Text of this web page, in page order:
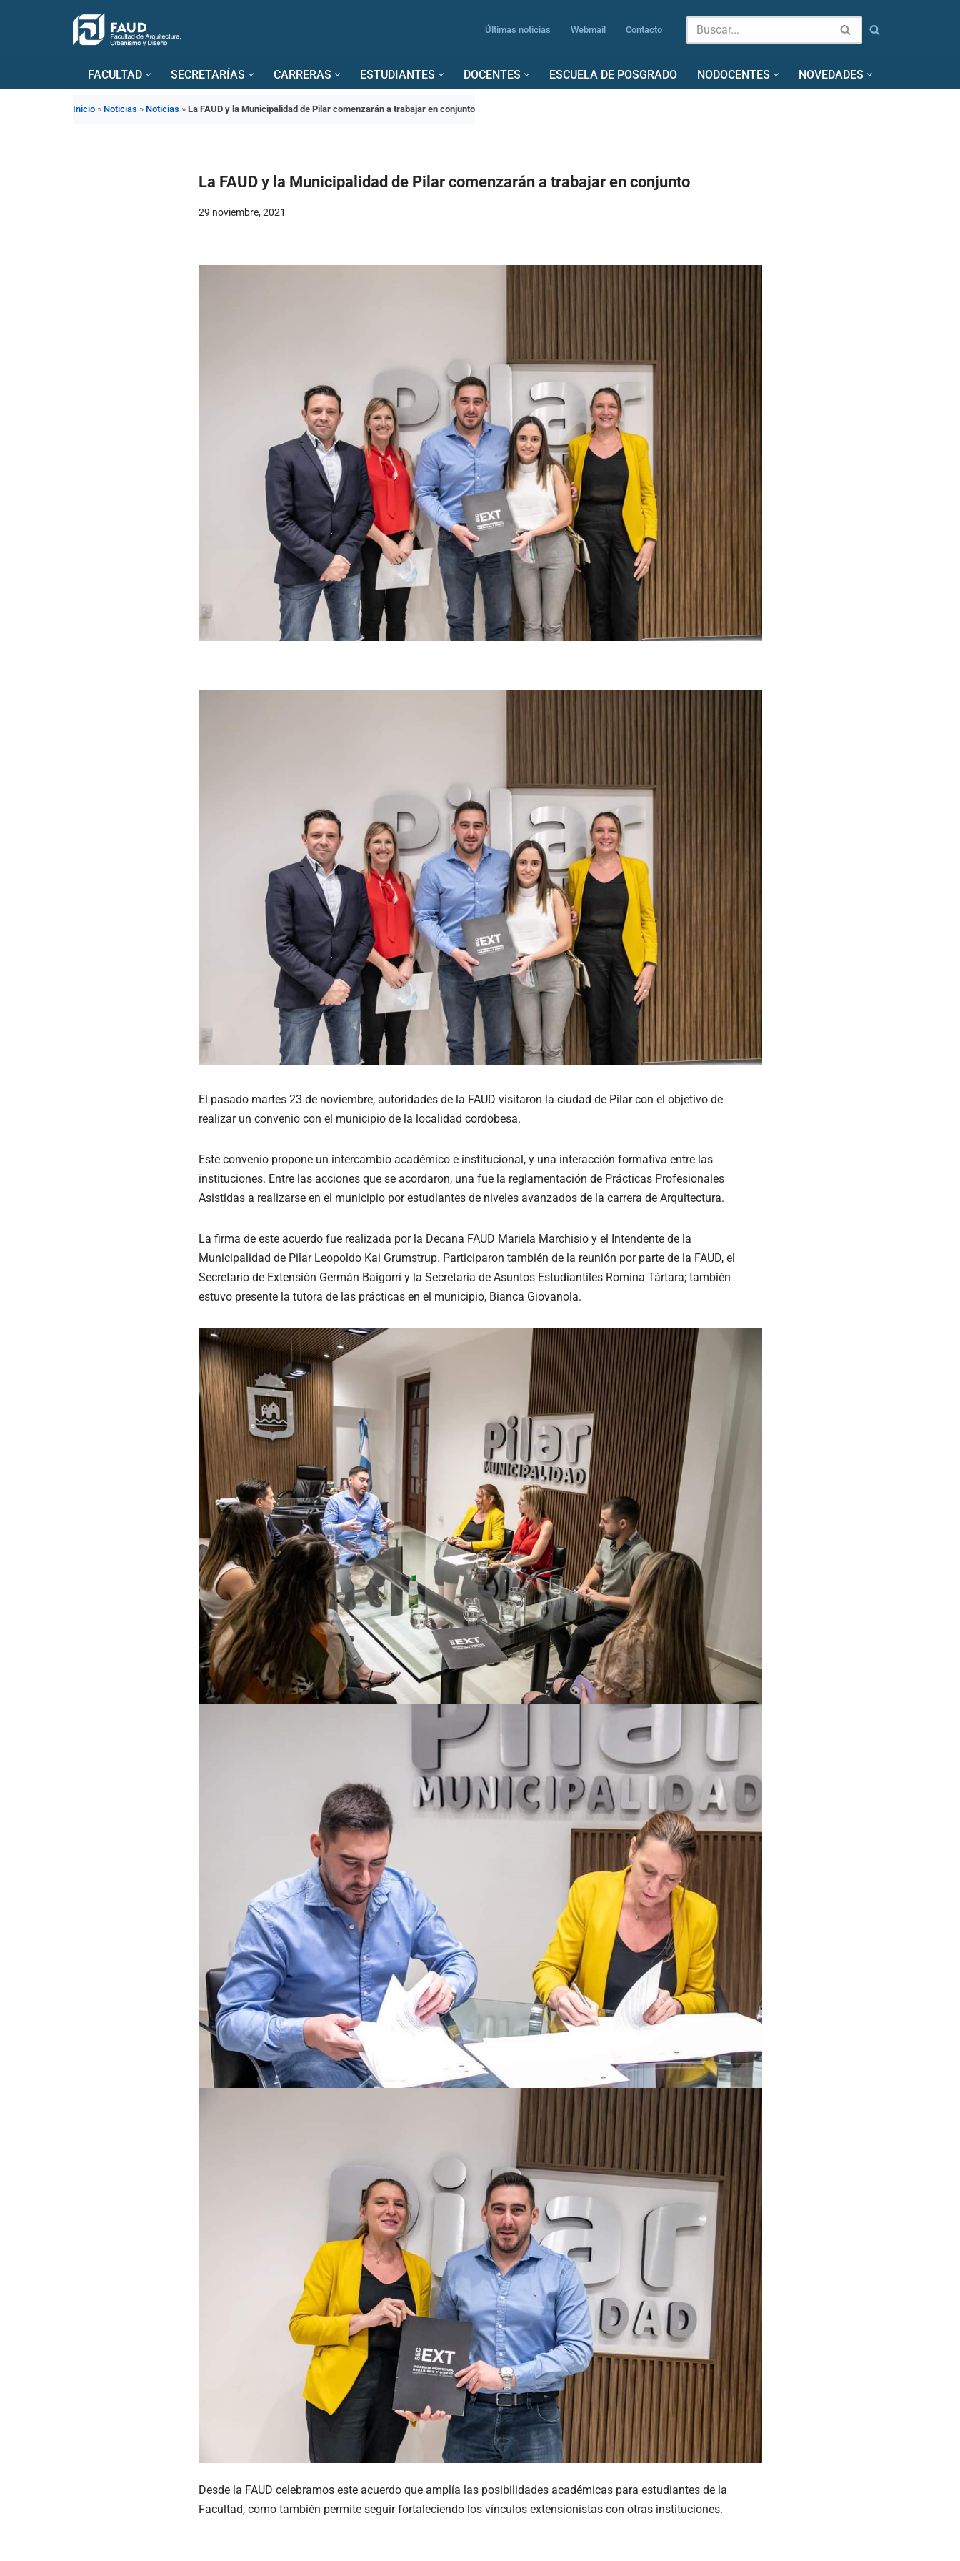
Últimas noticias Webmail Contacto
FACULTAD SECRETARÍAS CARRERAS ESTUDIANTES DOCENTES ESCUELA DE POSGRADO NODOCENTES NOVEDADES
Inicio » Noticias » Noticias » La FAUD y la Municipalidad de Pilar comenzarán a trabajar en conjunto
La FAUD y la Municipalidad de Pilar comenzarán a trabajar en conjunto
29 noviembre, 2021
El pasado martes 23 de noviembre, autoridades de la FAUD visitaron la ciudad de Pilar con el objetivo de
realizar un convenio con el municipio de la localidad cordobesa.
Este convenio propone un intercambio académico e institucional, y una interacción formativa entre las
instituciones. Entre las acciones que se acordaron, una fue la reglamentación de Prácticas Profesionales
Asistidas a realizarse en el municipio por estudiantes de niveles avanzados de la carrera de Arquitectura.
La firma de este acuerdo fue realizada por la Decana FAUD Mariela Marchisio y el Intendente de la
Municipalidad de Pilar Leopoldo Kai Grumstrup. Participaron también de la reunión por parte de la FAUD, el
Secretario de Extensión Germán Baigorrí y la Secretaria de Asuntos Estudiantiles Romina Tártara; también
estuvo presente la tutora de las prácticas en el municipio, Bianca Giovanola.
Desde la FAUD celebramos este acuerdo que amplía las posibilidades académicas para estudiantes de la
Facultad, como también permite seguir fortaleciendo los vínculos extensionistas con otras instituciones.